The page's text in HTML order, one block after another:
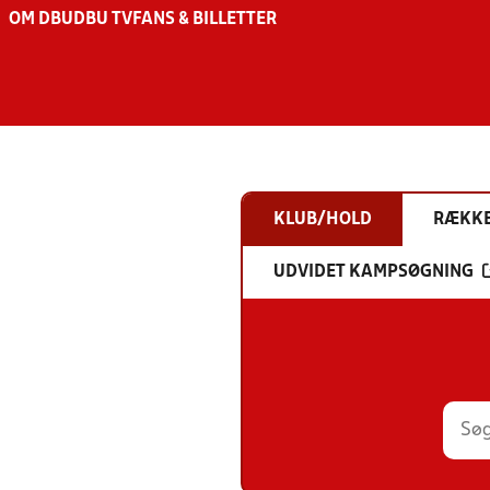
OM DBU DBU TV FANS & BILLETTER
KLUB/HOLD
UDVIDET KAMPSØGNING